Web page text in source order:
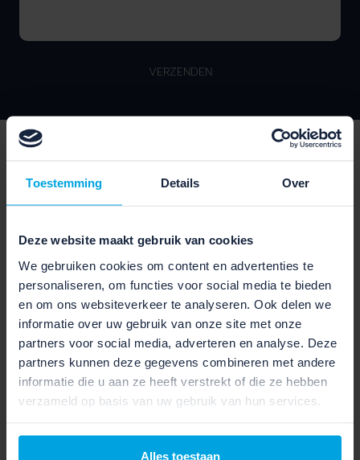
Toestemming Details Over
Deze website maakt gebruik van cookies
We gebruiken cookies om content en advertenties te
personaliseren, om functies voor social media te bieden
en om ons websiteverkeer te analyseren. Ook delen we
informatie over uw gebruik van onze site met onze
partners voor social media, adverteren en analyse. Deze
partners kunnen deze gegevens combineren met andere
informatie die u aan ze heeft verstrekt of die ze hebben
verzameld op basis van uw gebruik van hun services.
Alles toestaan
VERZENDEN
SPECIFICATIES
Lees alle specificaties van deze elektrische fiets van
het merk Diamant.
SCHAKELEN EN VEILIGHEID
Rem voor: Hydraulische 4-zuiger
schijfrem, Magura MT
Thirty // Hydraulische
schijfrem met 4 zui
Rem achter : Hydraulische 4-zuiger
schijfrem, Magura MT
schijfrem met 4 zui